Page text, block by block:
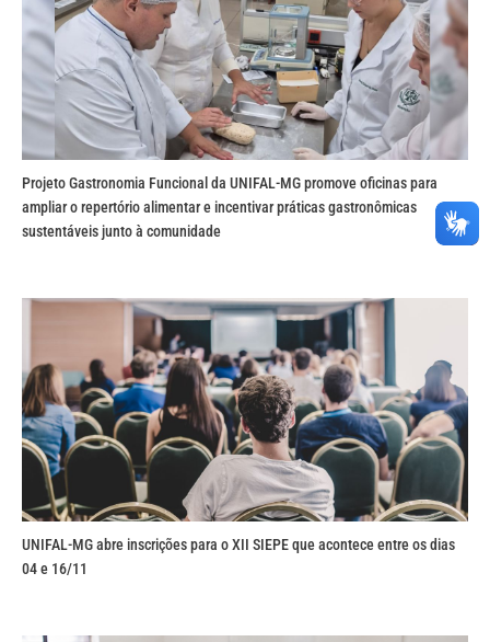
Projeto Gastronomia Funcional da UNIFAL-MG promove oficinas para
ampliar o repertório alimentar e incentivar práticas gastronômicas
sustentáveis junto à comunidade
UNIFAL-MG abre inscrições para o XII SIEPE que acontece entre os dias
04 e 16/11